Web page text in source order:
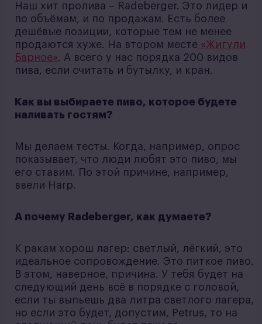
Наш хит пролива – Radeberger. Это лидер и
по объёмам, и по продажам. Есть более
дешёвые позиции, которые тем не менее
продаются хуже. На втором месте «Жигули
Барное». А всего у нас порядка 200 видов
пива, если считать и бутылку, и кран.
Как вы выбираете пиво, которое будете
наливать гостям?
Мы делаем тесты. Когда, например, опрос
показывает, что люди любят это пиво, мы
его ставим. По этой причине, например,
ввели Harp.
А почему Radeberger, как думаете?
К ракам хорош лагер: светлый, лёгкий, это
идеальное сопровождение. Это питкое пиво.
В этом, наверное, причина. У тебя будет на
следующий день всё в порядке с головой,
если ты выпьешь два литра светлого лагера,
но если это будет, допустим, Petrus, то на